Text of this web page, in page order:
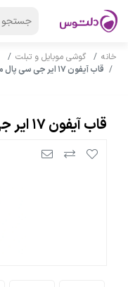
خانه گوشی موبایل و تبلت
قاب آیفون ۱۷ ایر جی سی پال مدل MagSafe
قاب آیفون ۱۷ ایر جی سی پال مدل MagSafe